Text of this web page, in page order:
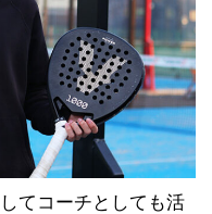
てコーチとしても活